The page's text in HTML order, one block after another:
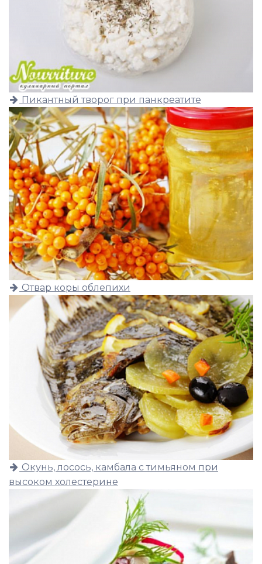
Пикантный творог при панкреатите
Отвар коры облепихи
Окунь, лосось, камбала с тимьяном при
высоком холестерине